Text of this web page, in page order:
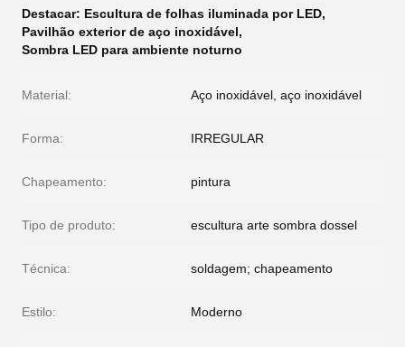
Destacar: Escultura de folhas iluminada por LED,
Pavilhão exterior de aço inoxidável,
Sombra LED para ambiente noturno
Material: Aço inoxidável, aço inoxidável
Forma: IRREGULAR
Chapeamento: pintura
Tipo de produto: escultura arte sombra dossel
Técnica: soldagem; chapeamento
Estilo: Moderno